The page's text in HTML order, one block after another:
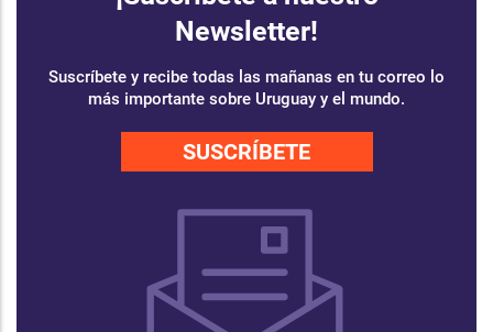
Newsletter!
Suscríbete y recibe todas las mañanas en tu correo lo
más importante sobre Uruguay y el mundo.
SUSCRÍBETE